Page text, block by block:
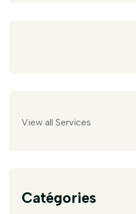
View all Services
Catégories